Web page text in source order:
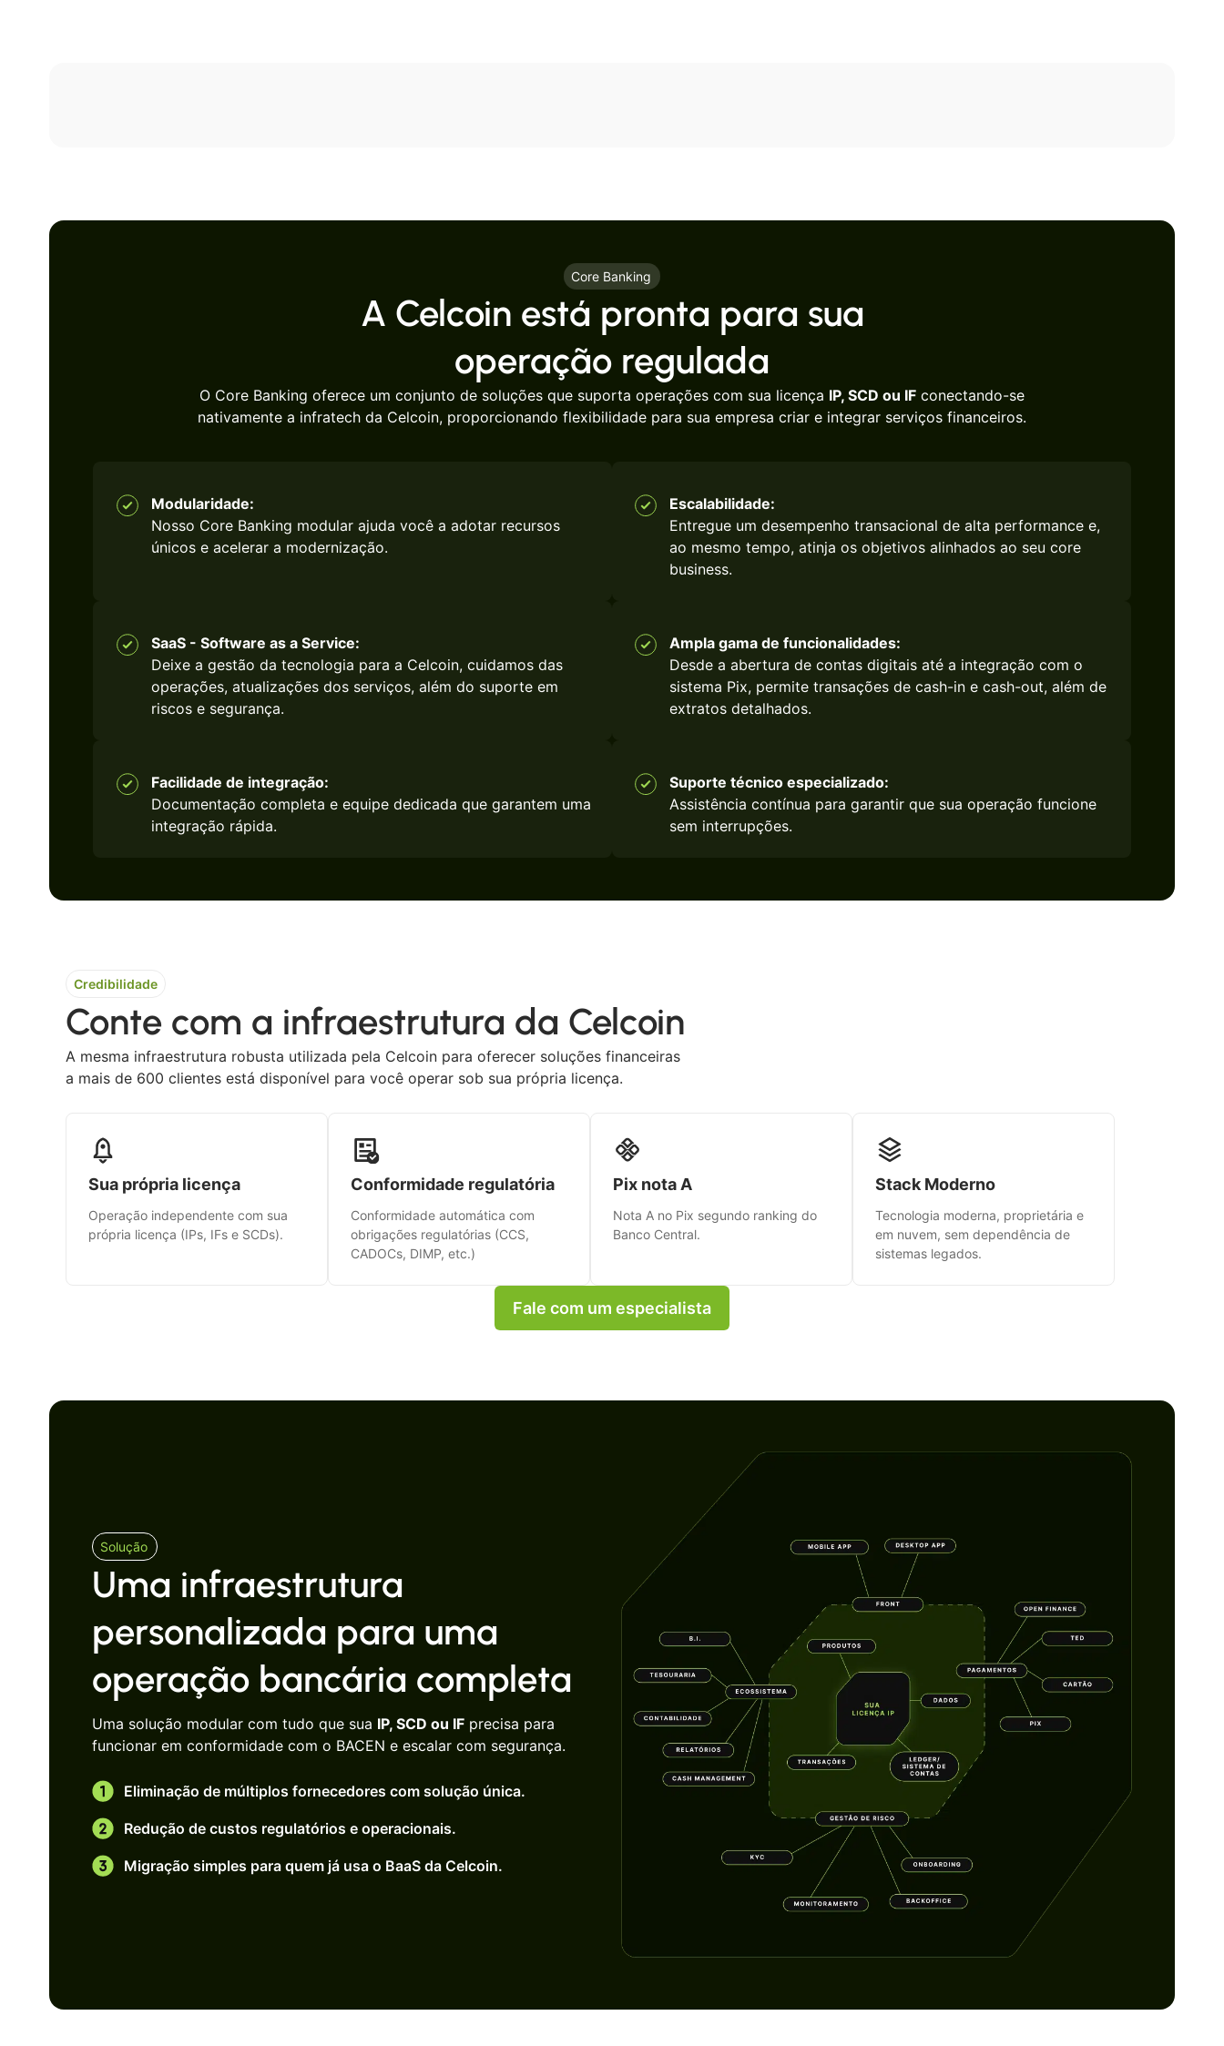
Core Banking
A Celcoin está pronta para sua
operação regulada
O Core Banking oferece um conjunto de soluções que suporta operações com sua licença IP, SCD ou IF conectando-se
nativamente a infratech da Celcoin, proporcionando flexibilidade para sua empresa criar e integrar serviços financeiros.
Modularidade:
Nosso Core Banking modular ajuda você a adotar recursos
únicos e acelerar a modernização.
Escalabilidade:
Entregue um desempenho transacional de alta performance e,
ao mesmo tempo, atinja os objetivos alinhados ao seu core
business.
SaaS - Software as a Service:
Deixe a gestão da tecnologia para a Celcoin, cuidamos das
operações, atualizações dos serviços, além do suporte em
riscos e segurança.
Ampla gama de funcionalidades:
Desde a abertura de contas digitais até a integração com o
sistema Pix, permite transações de cash-in e cash-out, além de
extratos detalhados.
Facilidade de integração:
Documentação completa e equipe dedicada que garantem uma
integração rápida.
Suporte técnico especializado:
Assistência contínua para garantir que sua operação funcione
sem interrupções.
Credibilidade
Conte com a infraestrutura da Celcoin
A mesma infraestrutura robusta utilizada pela Celcoin para oferecer soluções financeiras
a mais de 600 clientes está disponível para você operar sob sua própria licença.
Sua própria licença
Operação independente com sua
própria licença (IPs, IFs e SCDs).
Conformidade regulatória
Conformidade automática com
obrigações regulatórias (CCS,
CADOCs, DIMP, etc.)
Pix nota A
Nota A no Pix segundo ranking do
Banco Central.
Stack Moderno
Tecnologia moderna, proprietária e
em nuvem, sem dependência de
sistemas legados.
Fale com um especialista
Solução
Uma infraestrutura
personalizada para uma
operação bancária completa
Uma solução modular com tudo que sua IP, SCD ou IFprecisa para
funcionar em conformidade com o BACEN e escalar com segurança.
Eliminação de múltiplos fornecedores com solução única.
Redução de custos regulatórios e operacionais.
Migração simples para quem já usa o BaaS da Celcoin.